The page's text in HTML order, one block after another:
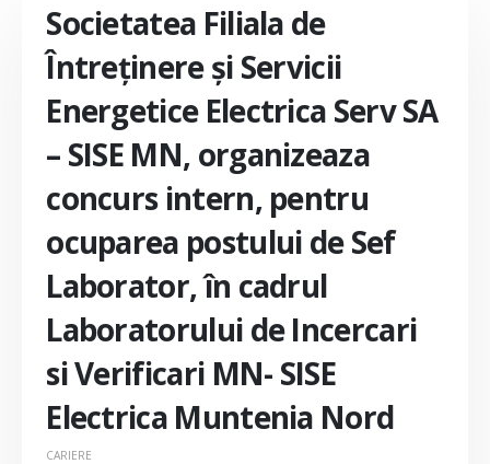
Societatea Filiala de
Întreţinere şi Servicii
Energetice Electrica Serv SA
– SISE MN, organizeaza
concurs intern, pentru
ocuparea postului de Sef
Laborator, în cadrul
Laboratorului de Incercari
si Verificari MN- SISE
Electrica Muntenia Nord
CARIERE